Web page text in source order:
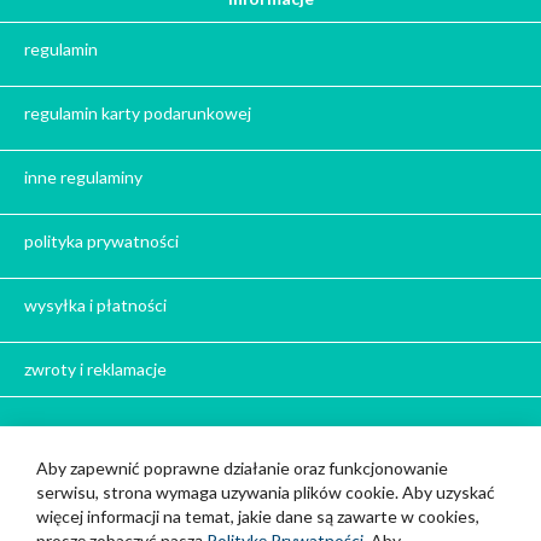
Prezent na święta
Prezent dla chłopaka na święta
Prezent dla koleżanki na święta
Prezent dla mamy na święta
Prezent dla brata na święta
Prezenty dla mężczyzny na święta
regulamin
regulamin karty podarunkowej
inne regulaminy
polityka prywatności
wysyłka i płatności
zwroty i reklamacje
Bądź z nami w kontakcie
Cup and You z siedzibą w Strzelcach Opolskich
888 111 717
Aby zapewnić poprawne działanie oraz funkcjonowanie
serwisu, strona wymaga uzywania plików cookie. Aby uzyskać
więcej informacji na temat, jakie dane są zawarte w cookies,